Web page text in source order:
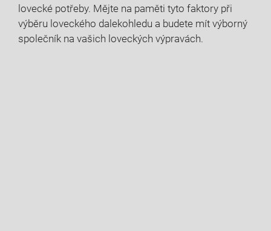
lovecké potřeby. Mějte na paměti tyto faktory při
výběru loveckého dalekohledu a budete mít výborný
společník na vašich loveckých výpravách.